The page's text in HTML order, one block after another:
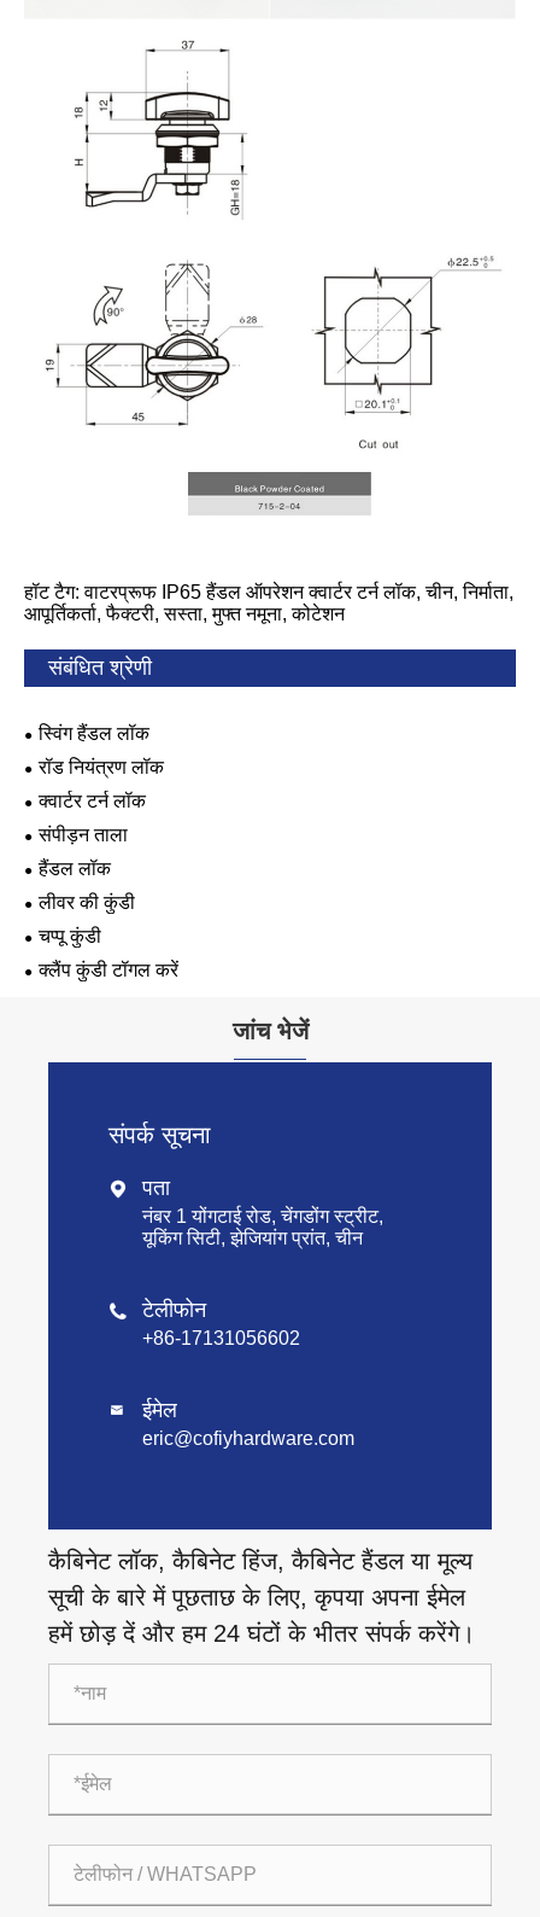
हॉट टैग: वाटरप्रूफ IP65 हैंडल ऑपरेशन क्वार्टर टर्न लॉक, चीन, निर्माता,
आपूर्तिकर्ता, फैक्टरी, सस्ता, मुफ्त नमूना, कोटेशन
संबंधित श्रेणी
स्विंग हैंडल लॉक
रॉड नियंत्रण लॉक
क्वार्टर टर्न लॉक
संपीड़न ताला
हैंडल लॉक
लीवर की कुंडी
चप्पू कुंडी
क्लैंप कुंडी टॉगल करें
जांच भेजें
संपर्क सूचना
 पता
नंबर 1 योंगटाई रोड, चेंगडोंग स्ट्रीट,
यूकिंग सिटी, झेजियांग प्रांत, चीन
 टेलीफोन
+86-17131056602
 ईमेल
eric@cofiyhardware.com
कैबिनेट लॉक, कैबिनेट हिंज, कैबिनेट हैंडल या मूल्य
सूची के बारे में पूछताछ के लिए, कृपया अपना ईमेल
हमें छोड़ दें और हम 24 घंटों के भीतर संपर्क करेंगे।